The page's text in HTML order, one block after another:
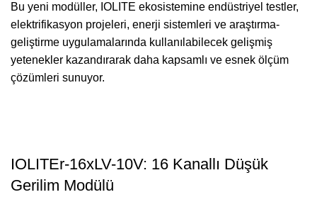
Bu yeni modüller, IOLITE ekosistemine endüstriyel testler,
elektrifikasyon projeleri, enerji sistemleri ve araştırma-
geliştirme uygulamalarında kullanılabilecek gelişmiş
yetenekler kazandırarak daha kapsamlı ve esnek ölçüm
çözümleri sunuyor.
IOLITEr-16xLV-10V: 16 Kanallı Düşük
Gerilim Modülü